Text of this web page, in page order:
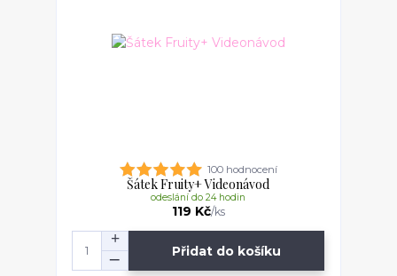
100 hodnocení
Šátek Fruity+ Videonávod
119 Kč/ks
odeslání do 24 hodin
Přidat do košíku